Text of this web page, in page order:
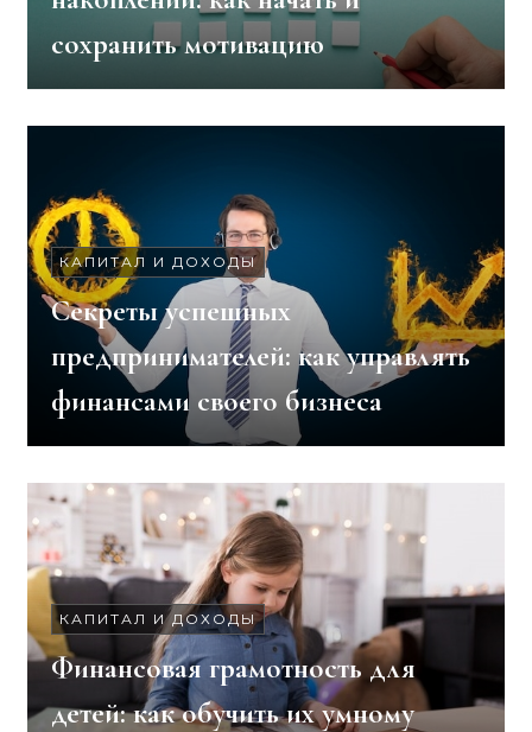
сохранить мотивацию
КАПИТАЛ И ДОХОДЫ
Секреты успешных
предпринимателей: как управлять
финансами своего бизнеса
КАПИТАЛ И ДОХОДЫ
Финансовая грамотность для
детей: как обучить их умному